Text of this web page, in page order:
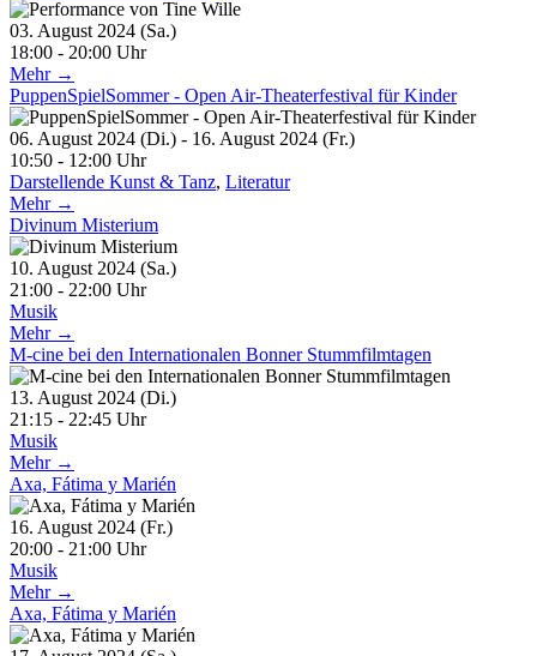
03. August 2024 (Sa.)
18:00 - 20:00 Uhr
Mehr →
PuppenSpielSommer - Open Air-Theaterfestival für Kinder
06. August 2024 (Di.) - 16. August 2024 (Fr.)
10:50 - 12:00 Uhr
Darstellende Kunst & Tanz, Literatur
Mehr →
Divinum Misterium
10. August 2024 (Sa.)
21:00 - 22:00 Uhr
Musik
Mehr →
M-cine bei den Internationalen Bonner Stummfilmtagen
13. August 2024 (Di.)
21:15 - 22:45 Uhr
Musik
Mehr →
Axa, Fátima y Marién
16. August 2024 (Fr.)
20:00 - 21:00 Uhr
Musik
Mehr →
Axa, Fátima y Marién